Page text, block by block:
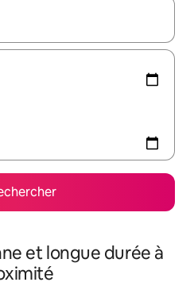
utilisez les flèches vers le
et longue durée à